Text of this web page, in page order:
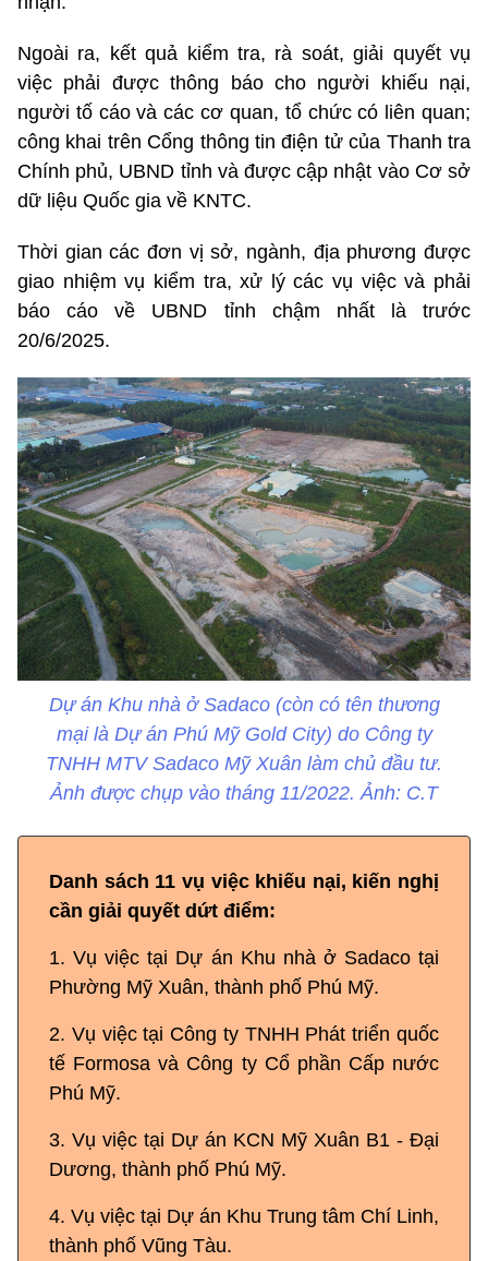
Ngoài ra, kết quả kiểm tra, rà soát, giải quyết vụ
việc phải được thông báo cho người khiếu nại,
người tố cáo và các cơ quan, tổ chức có liên quan;
công khai trên Cổng thông tin điện tử của Thanh tra
Chính phủ, UBND tỉnh và được cập nhật vào Cơ sở
dữ liệu Quốc gia về KNTC.
Thời gian các đơn vị sở, ngành, địa phương được
giao nhiệm vụ kiểm tra, xử lý các vụ việc và phải
báo cáo về UBND tỉnh chậm nhất là trước
20/6/2025.
Dự án Khu nhà ở Sadaco (còn có tên thương
mại là Dự án Phú Mỹ Gold City) do Công ty
TNHH MTV Sadaco Mỹ Xuân làm chủ đầu tư.
Ảnh được chụp vào tháng 11/2022. Ảnh: C.T
Danh sách 11 vụ việc khiếu nại, kiến nghị
cần giải quyết dứt điểm:
1. Vụ việc tại Dự án Khu nhà ở Sadaco tại
Phường Mỹ Xuân, thành phố Phú Mỹ.
2. Vụ việc tại Công ty TNHH Phát triển quốc
tế Formosa và Công ty Cổ phần Cấp nước
Phú Mỹ.
3. Vụ việc tại Dự án KCN Mỹ Xuân B1 - Đại
Dương, thành phố Phú Mỹ.
4. Vụ việc tại Dự án Khu Trung tâm Chí Linh,
thành phố Vũng Tàu.